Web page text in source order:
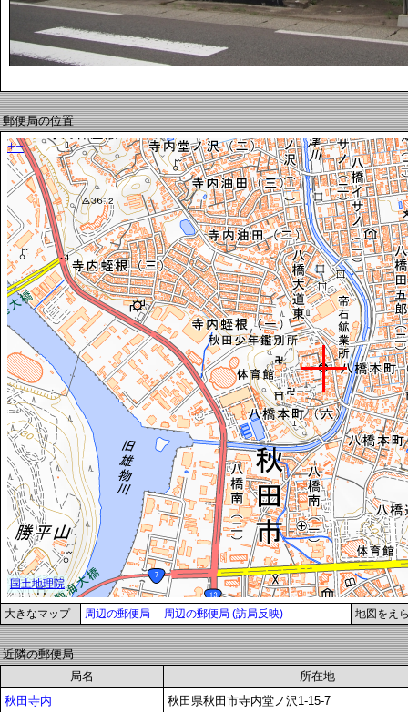
郵便局の位置
大きなマップ 周辺の郵便局 周辺の郵便局 (訪局反映) 地図をえ
近隣の郵便局
局名
所在地
秋田寺内
秋田県秋田市寺内堂ノ沢1-15-7